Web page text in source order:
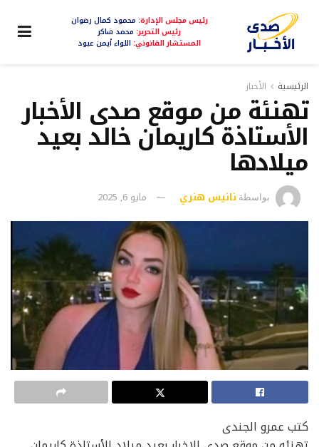
رئيس مجلس الإدارة: محمود كمال رضوان
رئيس التحرير: محمد شاكر
المستشار القانوني: اللواء أيمن عبود
الرئيسية الأخبار
تهنئة من موقع صدى الأخبار
الأستاذة كاريمان خالد بعيد
ميلادها
بواسطة نانيس هنري مايو 6, 2025
كتب عمرو الجندى